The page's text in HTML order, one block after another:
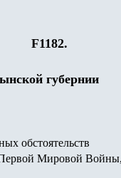
F1182.
губернии
обстоятельств
Мировой